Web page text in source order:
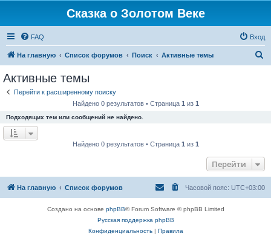
Сказка о Золотом Веке
FAQ Вход
На главную Список форумов Поиск Активные темы
Активные темы
Перейти к расширенному поиску
Найдено 0 результатов • Страница 1 из 1
Подходящих тем или сообщений не найдено.
Найдено 0 результатов • Страница 1 из 1
Перейти
На главную Список форумов Часовой пояс: UTC+03:00
Создано на основе phpBB® Forum Software © phpBB Limited
Русская поддержка phpBB
Конфиденциальность| Правила